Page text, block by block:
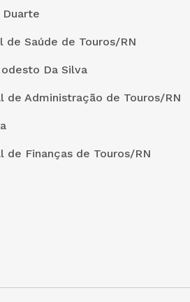
Duarte
de Saúde de Touros/RN
Da Silva
de Administração de Touros/RN
de Finanças de Touros/RN